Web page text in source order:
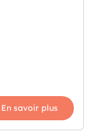
En savoir plus